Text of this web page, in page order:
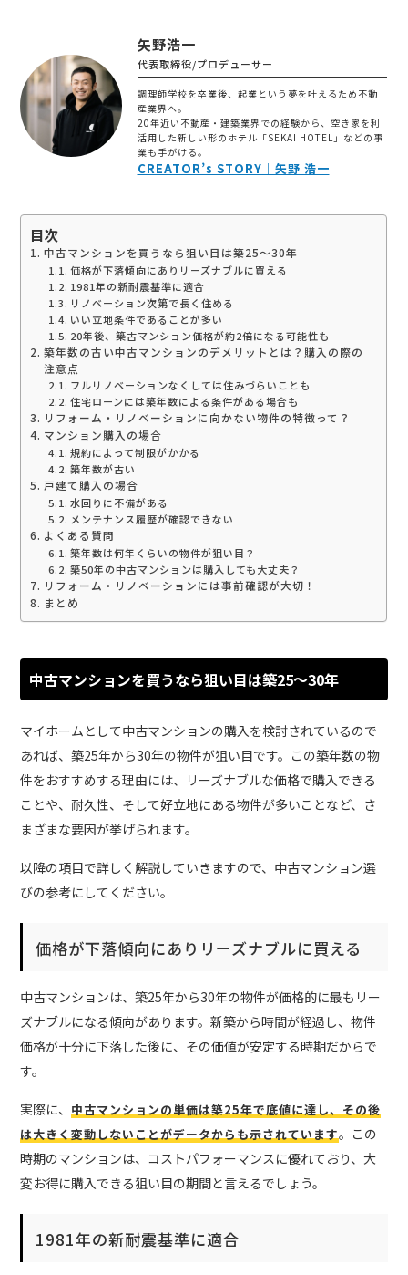
矢野浩一
代表取締役/プロデューサー
調理師学校を卒業後、起業という夢を叶えるため不動
産業界へ。
20年近い不動産・建築業界での経験から、空き家を利
活用した新しい形のホテル「SEKAI HOTEL」などの事
業も手がける。
CREATOR’s STORY｜矢野 浩一
目次
中古マンションを買うなら狙い目は築25～30年
価格が下落傾向にありリーズナブルに買える
1981年の新耐震基準に適合
リノベーション次第で長く住める
いい立地条件であることが多い
20年後、築古マンション価格が約2倍になる可能性も
築年数の古い中古マンションのデメリットとは？購入の際の
注意点
フルリノベーションなくしては住みづらいことも
住宅ローンには築年数による条件がある場合も
リフォーム・リノベーションに向かない物件の特徴って？
マンション購入の場合
規約によって制限がかかる
築年数が古い
戸建て購入の場合
水回りに不備がある
メンテナンス履歴が確認できない
よくある質問
築年数は何年くらいの物件が狙い目？
築50年の中古マンションは購入しても大丈夫？
リフォーム・リノベーションには事前確認が大切！
まとめ
中古マンションを買うなら狙い目は築25～30年
マイホームとして中古マンションの購入を検討されているので
あれば、築25年から30年の物件が狙い目です。この築年数の物
件をおすすめする理由には、リーズナブルな価格で購入できる
ことや、耐久性、そして好立地にある物件が多いことなど、さ
まざまな要因が挙げられます。
以降の項目で詳しく解説していきますので、中古マンション選
びの参考にしてください。
価格が下落傾向にありリーズナブルに買える
中古マンションは、築25年から30年の物件が価格的に最もリー
ズナブルになる傾向があります。新築から時間が経過し、物件
価格が十分に下落した後に、その価値が安定する時期だからで
す。
実際に、中古マンションの単価は築25年で底値に達し、その後
は大きく変動しないことがデータからも示されています。この
時期のマンションは、コストパフォーマンスに優れており、大
変お得に購入できる狙い目の期間と言えるでしょう。
1981年の新耐震基準に適合